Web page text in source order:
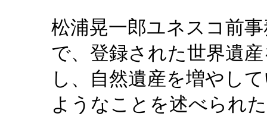
松浦晃一郎ユネスコ前
で、登録された世界遺
し、自然遺産を増やし
ようなことを述べられ